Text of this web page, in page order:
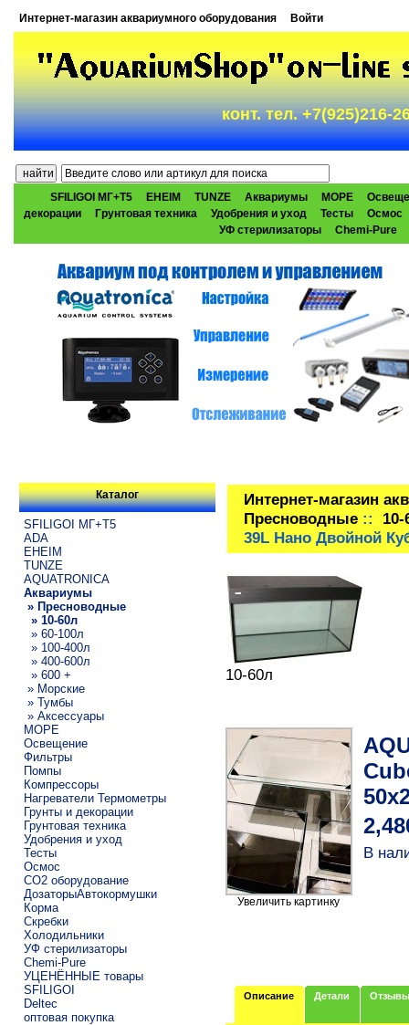
Интернет-магазин аквариумного оборудования Войти
конт. тел. +7(925)216-
SFILIGOI МГ+Т5 EHEIM TUNZE Аквариумы МОРЕ
декорации
Грунтовая техника Удобрения и уход Тесты
Осмос
УФ стерилизаторы
Chemi-Pure
Каталог
SFILIGOI МГ+Т5
ADA
EHEIM
TUNZE
AQUATRONICA
Аквариумы
» Пресноводные
» 10-60л
» 60-100л
» 100-400л
» 400-600л
» 600 +
» Морские
» Тумбы
» Аксессуары
МОРЕ
Освещение
Фильтры
Помпы
Компрессоры
Нагреватели Термометры
Грунты и декорации
Грунтовая техника
Удобрения и уход
Тесты
Осмос
CO2 оборудование
ДозаторыАвтокормушки
Корма
Скребки
Холодильники
УФ стерилизаторы
Chemi-Pure
УЦЕНЁННЫЕ товары
SFILIGOI
Deltec
оптовая покупка
Интернет-магазин
Пресноводные:: 10-
39L Нано Двойной
10-60л
Увеличить картинку
В
Описание Детали Отзывы